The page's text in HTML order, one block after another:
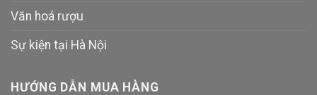
Văn hoá rượu
Sự kiện tại Hà Nội
HƯỚNG DẪN MUA HÀNG